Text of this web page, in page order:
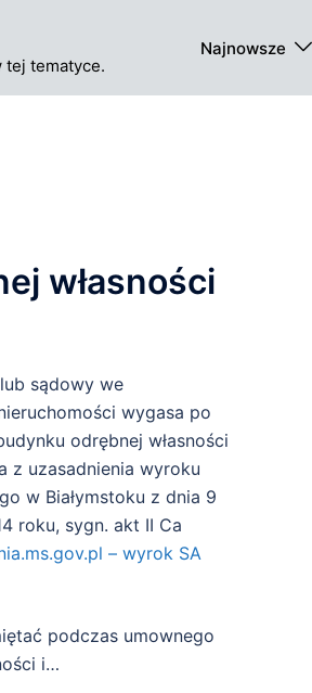
tej tematyce.
Najnowsze
własności
sądowy we
wygasa po
odrębnej własności
z uzasadnienia wyroku
w Białymstoku z dnia 9
roku, sygn. akt II Ca
– wyrok SA
podczas umownego
i…